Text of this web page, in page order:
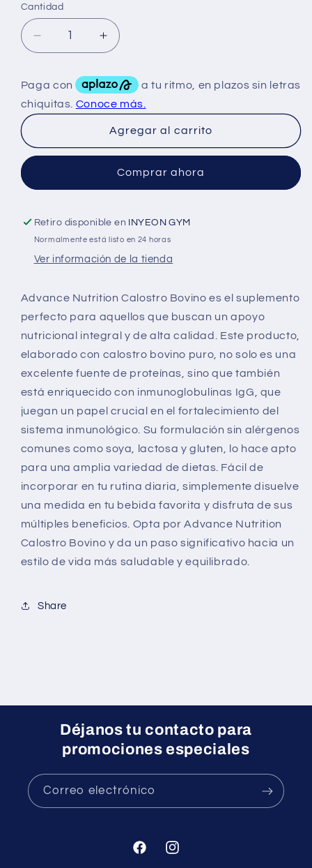
Cantidad
Reducir
cantidad
Advance
Nutrition
Calostro
30
Aumentar
cantidad
para
Advance
Nutrition
Calostro
Bovino
30
Agregar al carrito
Comprar ahora
Retiro disponible en INYEON GYM
Normalmente está listo en 24 horas
Ver información de la tienda
Advance Nutrition Calostro Bovino es el suplemento
perfecto para aquellos que buscan un apoyo
nutricional integral y de alta calidad. Este producto,
elaborado con calostro bovino puro, no solo es una
excelente fuente de proteínas, sino que también
está enriquecido con inmunoglobulinas IgG, que
juegan un papel crucial en el fortalecimiento del
sistema inmunológico. Su formulación sin alérgenos
comunes como soya, lactosa y gluten, lo hace apto
para una amplia variedad de dietas. Fácil de
incorporar en tu rutina diaria, simplemente disuelve
una medida en tu bebida favorita y disfruta de sus
múltiples beneficios. Opta por Advance Nutrition
Calostro Bovino y da un paso significativo hacia un
estilo de vida más saludable y equilibrado.
Share
Déjanos tu contacto para
promociones especiales
Correo electrónico
FacebookInstagram